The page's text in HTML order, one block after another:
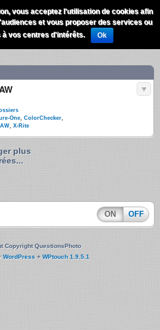
Menu
One, ColorChecker,
, X-Rite
plus
ON OFF
Copyright QuestionsPhoto
WordPress + WPtouch 1.9.5.1
vous acceptez l'utilisation de cookies afin
et vous proposer des services ou
à vos centres d'intérêts.
Ok